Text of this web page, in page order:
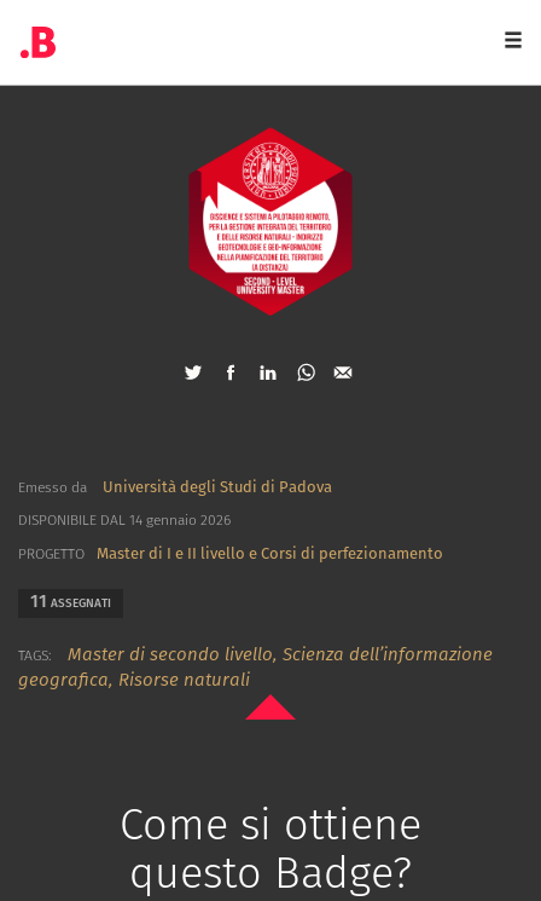
Emesso da Università degli Studi di Padova
DISPONIBILE DAL 14 gennaio 2026
PROGETTO
Master di I e II livello e Corsi di perfezionamento
11 ASSEGNATI
TAGS: Master di secondo livello, Scienza dell’informazione
geografica, Risorse naturali
Come si ottiene
questo Badge?